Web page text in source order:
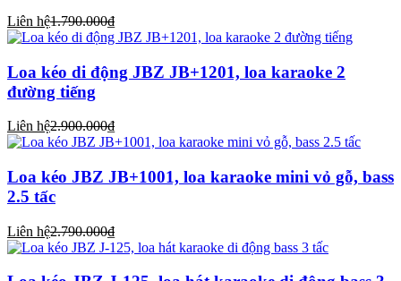
Liên hệ1.790.000₫
Loa kéo di động JBZ JB+1201, loa karaoke 2
đường tiếng
Liên hệ2.900.000₫
Loa kéo JBZ JB+1001, loa karaoke mini vỏ gỗ, bass
2.5 tấc
Liên hệ2.790.000₫